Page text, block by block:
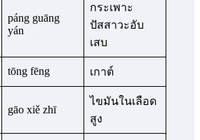
páng guāng
yán
กระเพาะ
ปัสสาวะอับ
เสบ
tōng fēng เกาต์
gāo xiě zhī
ไขมันในเลือด
สูง